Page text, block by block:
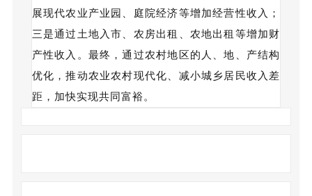
展现代农业产业园、庭院经济等增加经营性收入；
三是通过土地入市、农房出租、农地出租等增加财
产性收入。最终，通过农村地区的人、地、产结构
优化，推动农业农村现代化、减小城乡居民收入差
距，加快实现共同富裕。